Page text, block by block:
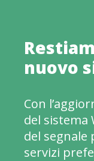
nuovo
Con
del sistema
del
servizi